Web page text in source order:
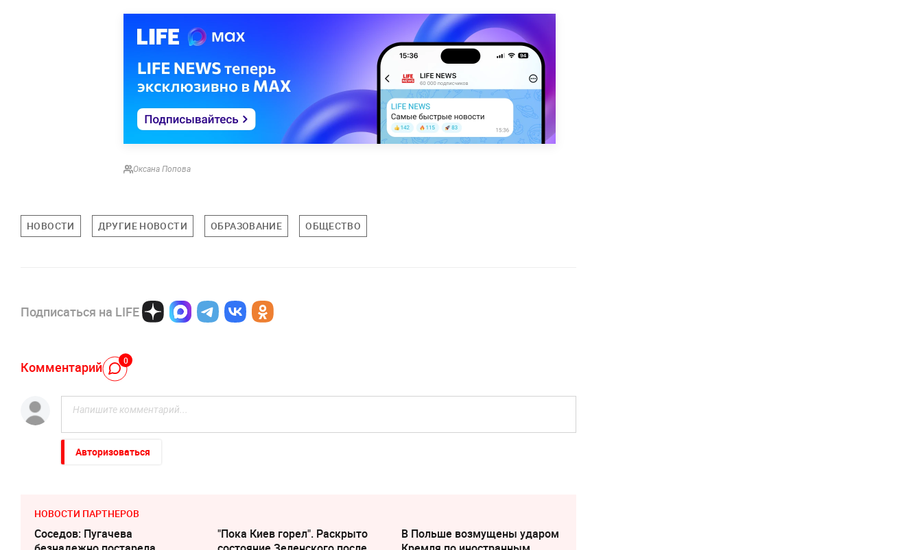
Оксана Попова
НОВОСТИ ДРУГИЕ НОВОСТИ ОБРАЗОВАНИЕ ОБЩЕСТВО
Подписаться на LIFE
Комментарий 0
Авторизоваться
НОВОСТИ ПАРТНЕРОВ
Соседов: Пугачева
"Пока Киев горел". Раскрыто
В Польше возмущены ударом